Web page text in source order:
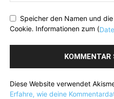
Speicher den Namen und
Cookie. Informationen zum (
Diese Website verwendet
Erfahre, wie deine